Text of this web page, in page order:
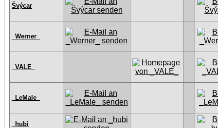
Švýcar
_Werner_
_VALE_
_LeMale_
_hubi